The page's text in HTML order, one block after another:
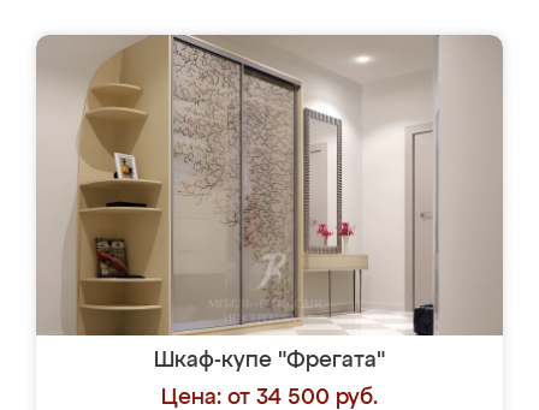
Шкаф-купе "Фрегата"
Цена: от 34 500 руб.